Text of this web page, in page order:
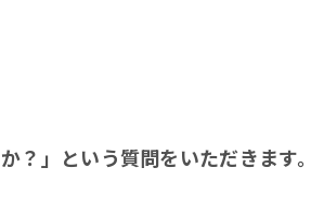
？」という質問をいただきます。